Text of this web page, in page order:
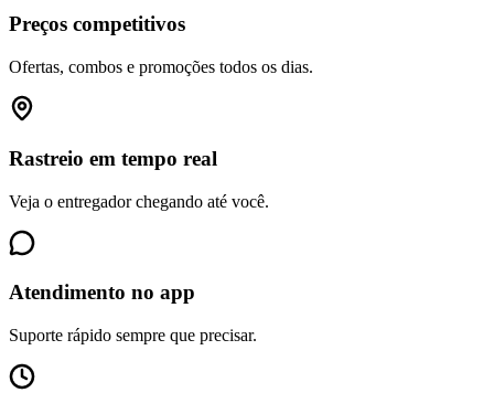
Preços competitivos
Ofertas, combos e promoções todos os dias.
Rastreio em tempo real
Veja o entregador chegando até você.
Atendimento no app
Suporte rápido sempre que precisar.